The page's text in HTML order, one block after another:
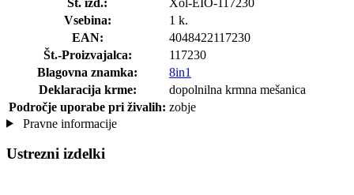
Vsebina:
1 k.
EAN:
4048422117230
Št.-Proizvajalca:
117230
Blagovna znamka:
8in1
Deklaracija krme:
dopolnilna krmna mešanica
Področje uporabe pri živalih: zobje
Pravne informacije
Ustrezni izdelki